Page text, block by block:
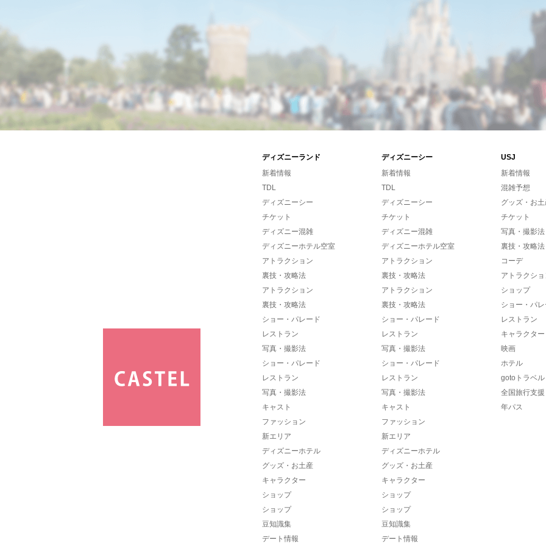
ディズニーランド ディズニーシー
USJ
新着情報
TDL
ディズニーシー
チケット
ディズニー混雑
ディズニーホテル空室
アトラクション
裏技・攻略法
アトラクション
裏技・攻略法
ショー・パレード
レストラン
写真・撮影法
ショー・パレード
レストラン
写真・撮影法
キャスト
ファッション
新エリア
ディズニーホテル
グッズ・お土産
キャラクター
ショップ
ショップ
豆知識集
デート情報
新着情報
TDL
ディズニーシー
チケット
ディズニー混雑
ディズニーホテル空室
アトラクション
裏技・攻略法
アトラクション
裏技・攻略法
ショー・パレード
レストラン
写真・撮影法
ショー・パレード
レストラン
写真・撮影法
キャスト
ファッション
新エリア
ディズニーホテル
グッズ・お土産
キャラクター
ショップ
ショップ
豆知識集
デート情報
新着情報
混雑予想
グッズ・お
チケット
写真・撮影法
裏技・攻略法
コーデ
アトラクシ
ショップ
ショー・パ
レストラン
キャラクター
映画
ホテル
gotoトラベル
全国旅行支援
年パス